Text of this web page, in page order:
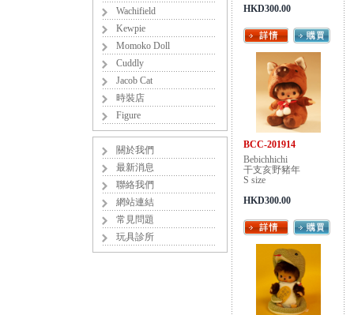
Wachifield
Kewpie
Momoko Doll
Cuddly
Jacob Cat
時裝店
Figure
關於我們
最新消息
聯絡我們
網站連結
常見問題
玩具診所
HKD300.00
BCC-201914
Bebichhichi
干支亥野豬年
S size
HKD300.00